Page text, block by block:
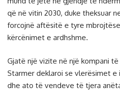
që në vitin 2030, duke theksuar
forcojnë aftësitë e tyre
kërcënimet e ardhshme.
Gjatë një vizite në një kompani
Starmer deklaroi se vlerësimet e
dhe ato të vendeve të tjera